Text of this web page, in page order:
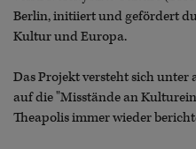
Berlin, initiiert und gefördert
Kultur und Europa.
Das Projekt versteht sich unter
auf die "Misstände an
Theapolis immer wieder